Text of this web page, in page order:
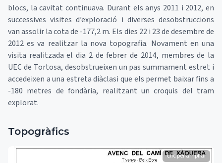
blocs, la cavitat continuava. Durant els anys 2011 i 2012, en
successives visites d’exploració i diverses desobstruccions
van assolir la cota de -177,2 m. Els dies 22 i 23 de desembre de
2012 es va realitzar la nova topografia. Novament en una
visita realitzada el dia 2 de febrer de 2014, membres de la
UEC de Tortosa, desobstrueixen un pas summament estret i
accedeixen a una estreta diàclasi que els permet baixar fins a
-180 metres de fondària, realitzant un croquis del tram
explorat.
Topogràfics
Clic per ampliar